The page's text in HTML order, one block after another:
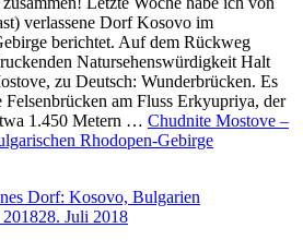
verlassene Dorf Kosovo im
berichtet. Auf dem Rückweg
Natursehenswürdigkeit Halt
zu Deutsch: Wunderbrücken. Es
am Fluss Erkyupriya, der
1.450 Metern … Chudnite Mostove –
Rhodopen-Gebirge
28. Juli 2018